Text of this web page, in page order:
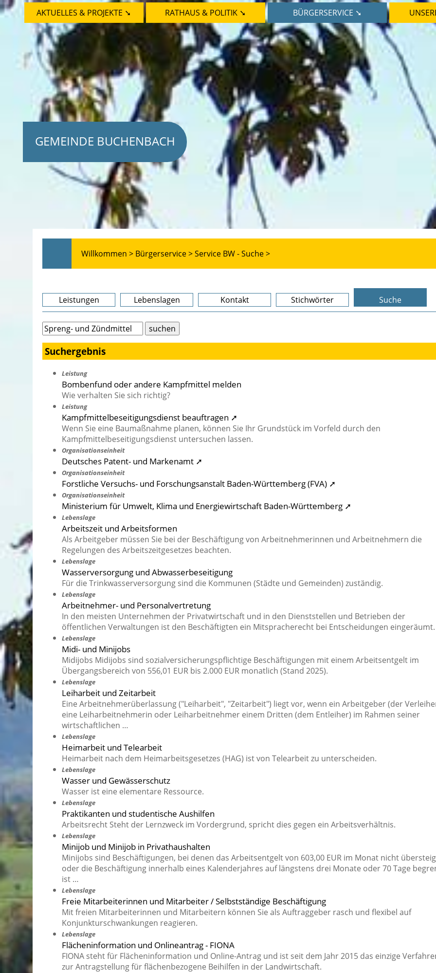
GEMEINDE BUCHENBACH
AKTUELLES & PROJEKTE ➘ RATHAUS & POLITIK ➘ BÜRGERSERVICE ➘
Willkommen > Bürgerservice >Service BW - Suche >
Leistungen Lebenslagen Kontakt Stichwörter Suche
Suchergebnis
Leistung
Bombenfund oder andere Kampfmittel melden
Wie verhalten Sie sich richtig?
Leistung
Kampfmittelbeseitigungsdienst beauftragen ➚
Wenn Sie eine Baumaßnahme planen, können Sie Ihr Grundstück im Vorfeld durch den
Kampfmittelbeseitigungsdienst untersuchen lassen.
Organisationseinheit
Deutsches Patent- und Markenamt ➚
Organisationseinheit
Forstliche Versuchs- und Forschungsanstalt Baden-Württemberg (FVA) ➚
Organisationseinheit
Ministerium für Umwelt, Klima und Energiewirtschaft Baden-Württemberg ➚
Lebenslage
Arbeitszeit und Arbeitsformen
Als Arbeitgeber müssen Sie bei der Beschäftigung von Arbeitnehmerinnen und Arbeitnehmern die
Regelungen des Arbeitszeitgesetzes beachten.
Lebenslage
Wasserversorgung und Abwasserbeseitigung
Für die Trinkwasserversorgung sind die Kommunen (Städte und Gemeinden) zuständig.
Lebenslage
Arbeitnehmer- und Personalvertretung
In den meisten Unternehmen der Privatwirtschaft und in den Dienststellen und Betrieben der
öffentlichen Verwaltungen ist den Beschäftigten ein Mitspracherecht bei Entscheidungen eingeräumt.
Lebenslage
Midi- und Minijobs
Midijobs Midijobs sind sozialversicherungspflichtige Beschäftigungen mit einem Arbeitsentgelt im
Übergangsbereich von 556,01 EUR bis 2.000 EUR monatlich (Stand 2025).
Lebenslage
Leiharbeit und Zeitarbeit
Eine Arbeitnehmerüberlassung ("Leiharbeit", "Zeitarbeit") liegt vor, wenn ein Arbeitgeber (der
eine Leiharbeitnehmerin oder Leiharbeitnehmer einem Dritten (dem Entleiher) im Rahmen seiner
wirtschaftlichen …
Lebenslage
Heimarbeit und Telearbeit
Heimarbeit nach dem Heimarbeitsgesetzes (HAG) ist von Telearbeit zu unterscheiden.
Lebenslage
Wasser und Gewässerschutz
Wasser ist eine elementare Ressource.
Lebenslage
Praktikanten und studentische Aushilfen
Arbeitsrecht Steht der Lernzweck im Vordergrund, spricht dies gegen ein Arbeitsverhältnis.
Lebenslage
Minijob und Minijob in Privathaushalten
Minijobs sind Beschäftigungen, bei denen das Arbeitsentgelt von 603,00 EUR im Monat nicht
oder die Beschäftigung innerhalb eines Kalenderjahres auf längstens drei Monate oder 70 Tage
ist …
Lebenslage
Freie Mitarbeiterinnen und Mitarbeiter / Selbstständige Beschäftigung
Mit freien Mitarbeiterinnen und Mitarbeitern können Sie als Auftraggeber rasch und flexibel auf
Konjunkturschwankungen reagieren.
Lebenslage
Flächeninformation und Onlineantrag - FIONA
FIONA steht für Flächeninformation und Online-Antrag und ist seit dem Jahr 2015 das einzige
zur Antragstellung für flächenbezogene Beihilfen in der Landwirtschaft.